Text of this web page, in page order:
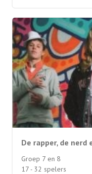
De rapper, de nerd
Groep 7 en 8
17 - 32 spelers